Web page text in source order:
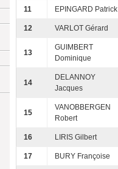
11 EPINGARD Patrick
12 VARLOT Gérard
13
GUIMBERT
Dominique
14
DELANNOY
Jacques
15
VANOBBERGEN
Robert
16 LIRIS Gilbert
17 BURY Françoise